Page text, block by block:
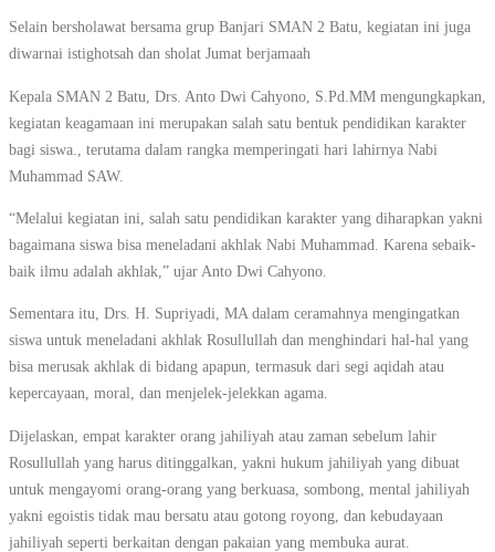
Selain bersholawat bersama grup Banjari SMAN 2 Batu, kegiatan ini juga
diwarnai istighotsah dan sholat Jumat berjamaah
Kepala SMAN 2 Batu, Drs. Anto Dwi Cahyono, S.Pd.MM mengungkapkan,
kegiatan keagamaan ini merupakan salah satu bentuk pendidikan karakter
bagi siswa., terutama dalam rangka memperingati hari lahirnya Nabi
Muhammad SAW.
“Melalui kegiatan ini, salah satu pendidikan karakter yang diharapkan yakni
bagaimana siswa bisa meneladani akhlak Nabi Muhammad. Karena sebaik-
baik ilmu adalah akhlak,” ujar Anto Dwi Cahyono.
Sementara itu, Drs. H. Supriyadi, MA dalam ceramahnya mengingatkan
siswa untuk meneladani akhlak Rosullullah dan menghindari hal-hal yang
bisa merusak akhlak di bidang apapun, termasuk dari segi aqidah atau
kepercayaan, moral, dan menjelek-jelekkan agama.
Dijelaskan, empat karakter orang jahiliyah atau zaman sebelum lahir
Rosullullah yang harus ditinggalkan, yakni hukum jahiliyah yang dibuat
untuk mengayomi orang-orang yang berkuasa, sombong, mental jahiliyah
yakni egoistis tidak mau bersatu atau gotong royong, dan kebudayaan
jahiliyah seperti berkaitan dengan pakaian yang membuka aurat.